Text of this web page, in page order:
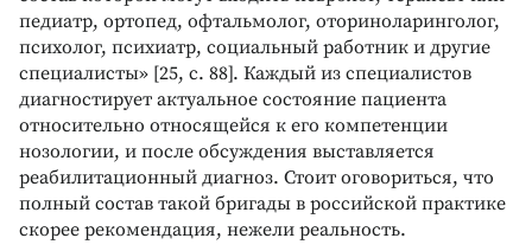
педиатр, ортопед, офтальмолог, оториноларинголог,
психолог, психиатр, социальный работник и другие
специалисты» [25, с. 88]. Каждый из специалистов
диагностирует актуальное состояние пациента
относительно относящейся к его компетенции
нозологии, и после обсуждения выставляется
реабилитационный диагноз. Стоит оговориться, что
полный состав такой бригады в российской практике
скорее рекомендация, нежели реальность.